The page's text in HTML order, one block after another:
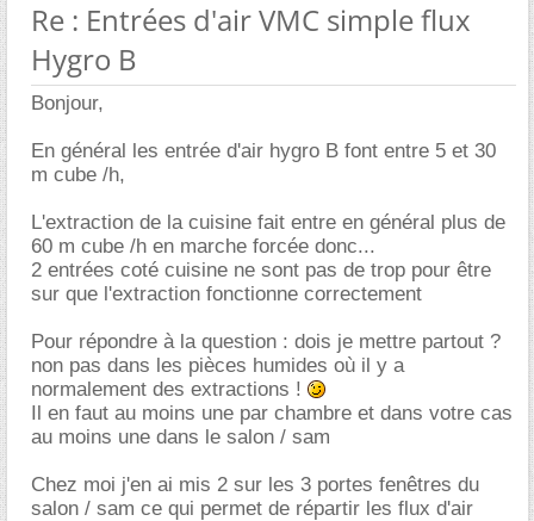
Re : Entrées d'air VMC simple flux
Hygro B
Bonjour,
En général les entrée d'air hygro B font entre 5 et 30
m cube /h,
L'extraction de la cuisine fait entre en général plus de
60 m cube /h en marche forcée donc...
2 entrées coté cuisine ne sont pas de trop pour être
sur que l'extraction fonctionne correctement
Pour répondre à la question : dois je mettre partout ?
non pas dans les pièces humides où il y a
normalement des extractions !
Il en faut au moins une par chambre et dans votre cas
au moins une dans le salon / sam
Chez moi j'en ai mis 2 sur les 3 portes fenêtres du
salon / sam ce qui permet de répartir les flux d'air